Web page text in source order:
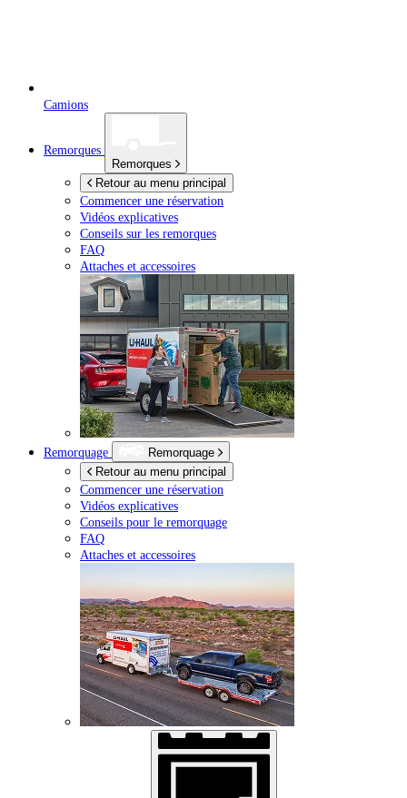
Camions
Remorques
Remorques
Retour au menu principal
Commencer une réservation
Vidéos explicatives
Conseils sur les remorques
FAQ
Attaches et accessoires
Remorquage
Remorquage
Retour au menu principal
Commencer une réservation
Vidéos explicatives
Conseils pour le remorquage
FAQ
Attaches et accessoires